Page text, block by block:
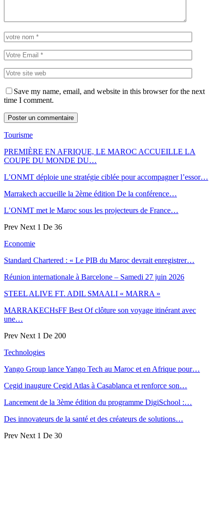
Save my name, email, and website in this browser for the next
time I comment.
Tourisme
PREMIÈRE EN AFRIQUE, LE MAROC ACCUEILLE LA
COUPE DU MONDE DU…
L’ONMT déploie une stratégie ciblée pour accompagner l’essor…
Marrakech accueille la 2ème édition De la conférence…
L’ONMT met le Maroc sous les projecteurs de France…
Prev Next 1 De 36
Economie
Standard Chartered : « Le PIB du Maroc devrait enregistrer…
Réunion internationale à Barcelone – Samedi 27 juin 2026
STEEL ALIVE FT. ADIL SMAALI « MARRA »
MARRAKECHsFF Best Of clôture son voyage itinérant avec
une…
Prev Next 1 De 200
Technologies
Yango Group lance Yango Tech au Maroc et en Afrique pour…
Cegid inaugure Cegid Atlas à Casablanca et renforce son…
Lancement de la 3ème édition du programme DigiSchool :…
Des innovateurs de la santé et des créateurs de solutions…
Prev Next 1 De 30